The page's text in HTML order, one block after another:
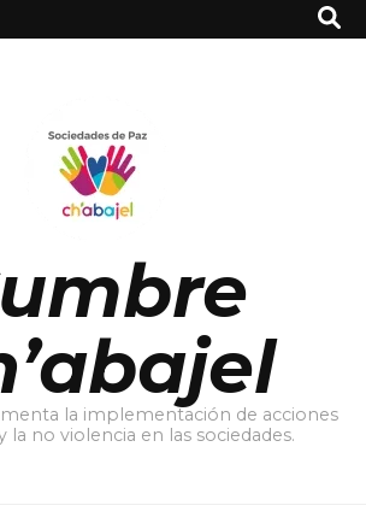
la implementación de acciones
la no violencia en las sociedades.